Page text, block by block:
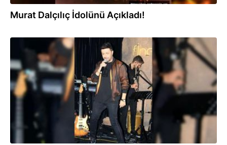
Murat Dalçılıç İdolünü Açıkladı!
17.09.2021